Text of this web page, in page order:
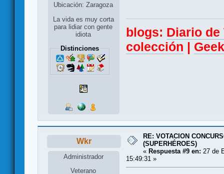
Ubicación: Zaragoza
La vida es muy corta
para lidiar con gente
idiota
Distinciones
blogs: Diario
colección |
Wkr
Administrador
Veterano
RE: VOTACION
(SUPERHÉROES)
« Respuesta #9 en: 27 de
15:49:31 »